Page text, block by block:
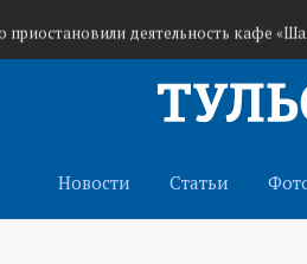
деятельность кафе
области запущена система
Новости Статьи